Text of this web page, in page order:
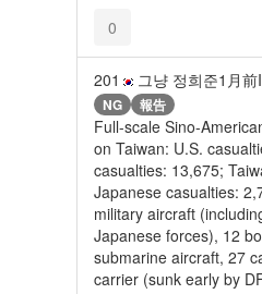
0
201 그냥 정희준1月前
NG 報告
Full-scale Sino-
on Taiwan: U.S.
casualties: 13,675;
Japanese casualties:
military aircraft
Japanese forces), 12
submarine aircraft, 27
carrier (sunk early by